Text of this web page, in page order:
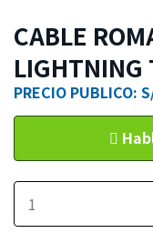
CABLE
LIGHTNING
PRECIO PUBLICO: